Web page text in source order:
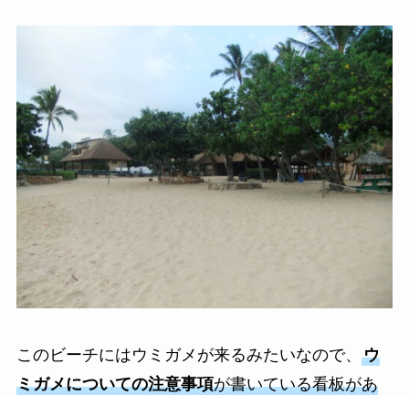
このビーチにはウミガメが来るみたいなので、 ウ
ミガメについての注意事項が書いている看板があ